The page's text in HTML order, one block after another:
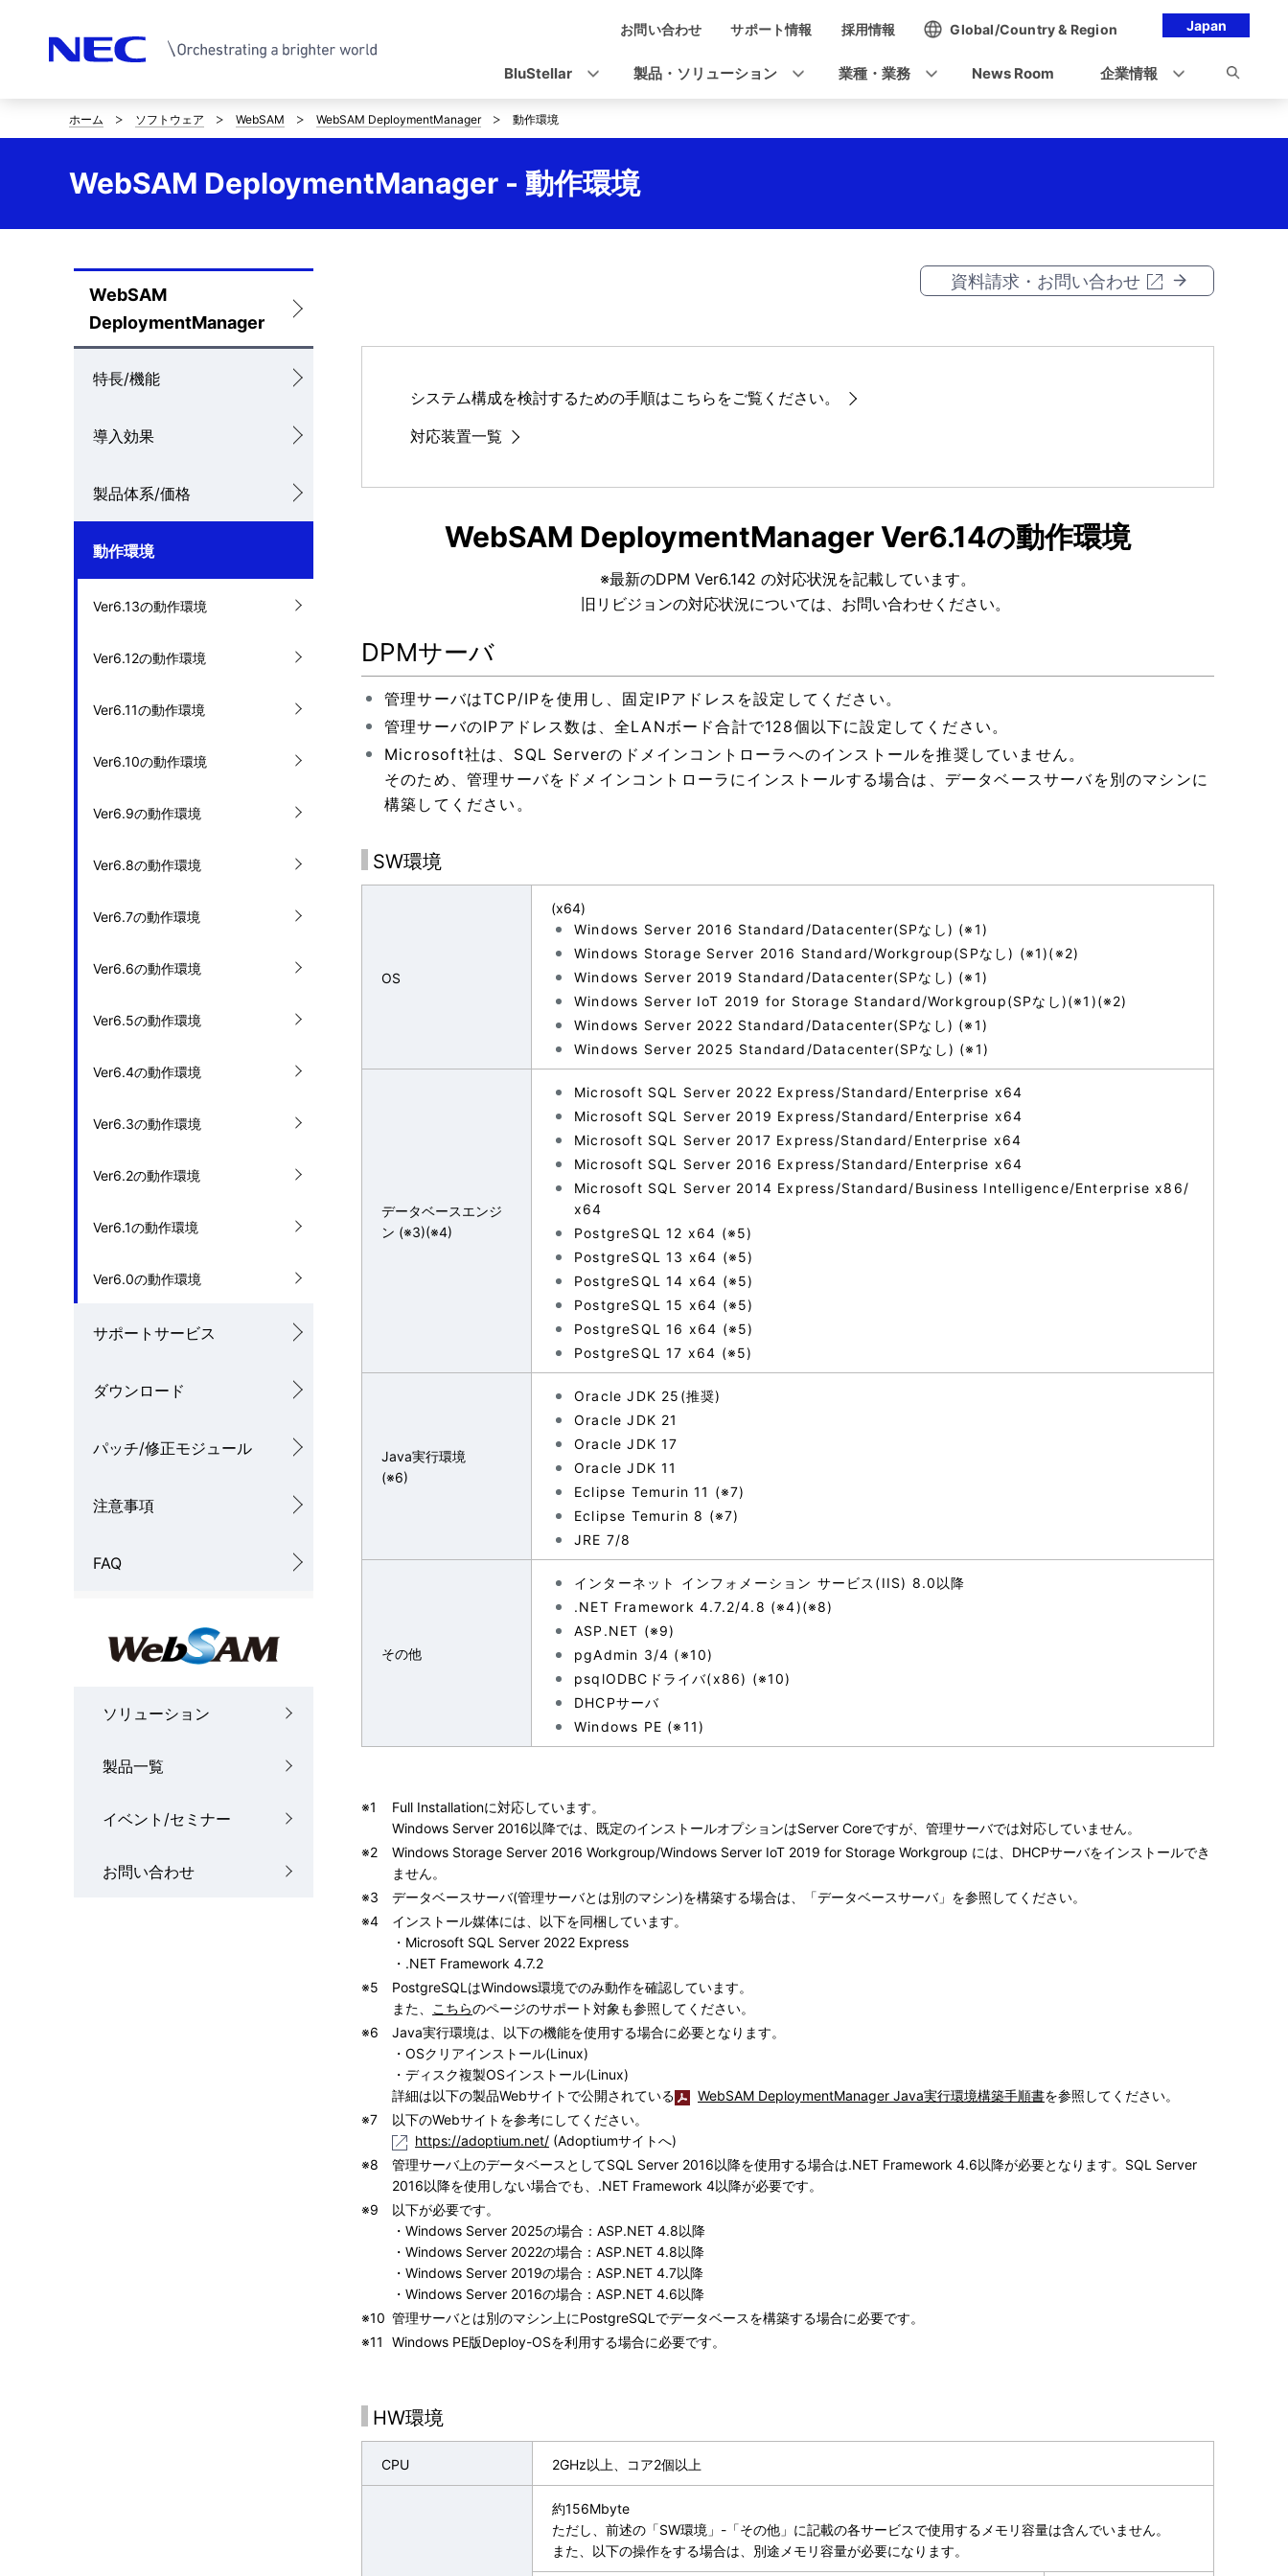
Japan
ゲ
ー
シ
お問い合わせ サポート情報 採用情報 Global/Country & Region
BluStellar 製品・ソリューション 業種・業務 News Room 企業情報
サ
イ
の
現
在
し
ホーム ソフトウェア WebSAM WebSAM DeploymentManager 動作環境
WebSAM DeploymentManager - 動作環境
ロ
ー
カ
ビ
ゲ
シ
WebSAM
DeploymentManager
特長/機能
導入効果
製品体系/価格
動作環境
Ver6.13の動作環境
Ver6.12の動作環境
Ver6.11の動作環境
Ver6.10の動作環境
Ver6.9の動作環境
Ver6.8の動作環境
Ver6.7の動作環境
Ver6.6の動作環境
Ver6.5の動作環境
Ver6.4の動作環境
Ver6.3の動作環境
Ver6.2の動作環境
Ver6.1の動作環境
Ver6.0の動作環境
サポートサービス
ダウンロード
パッチ/修正モジュール
注意事項
FAQ
ソリューション
製品一覧
イベント/セミナー
お問い合わせ
資料請求・お問い合わせ
システム構成を検討するための手順はこちらをご覧ください。
対応装置一覧
WebSAM DeploymentManager Ver6.14の動作環境
※最新のDPM Ver6.142 の対応状況を記載しています。
旧リビジョンの対応状況については、お問い合わせください。
DPMサーバ
管理サーバはTCP/IPを使用し、固定IPアドレスを設定してください。
管理サーバのIPアドレス数は、全LANボード合計で128個以下に設定してください。
Microsoft社は、SQL Serverのドメインコントローラへのインストールを推奨していません。
そのため、管理サーバをドメインコントローラにインストールする場合は、データベースサーバを別のマシンに
構築してください。
SW環境
OS
(x64)
Windows Server 2016 Standard/Datacenter(SPなし) (※1)
Windows Storage Server 2016 Standard/Workgroup(SPなし) (※1)(※2)
Windows Server 2019 Standard/Datacenter(SPなし) (※1)
Windows Server IoT 2019 for Storage Standard/Workgroup(SPなし)(※1)(※2)
Windows Server 2022 Standard/Datacenter(SPなし) (※1)
Windows Server 2025 Standard/Datacenter(SPなし) (※1)
データベースエンジ
ン (※3)(※4)
Microsoft SQL Server 2022 Express/Standard/Enterprise x64
Microsoft SQL Server 2019 Express/Standard/Enterprise x64
Microsoft SQL Server 2017 Express/Standard/Enterprise x64
Microsoft SQL Server 2016 Express/Standard/Enterprise x64
Microsoft SQL Server 2014 Express/Standard/Business Intelligence/Enterprise x86/
x64
PostgreSQL 12 x64 (※5)
PostgreSQL 13 x64 (※5)
PostgreSQL 14 x64 (※5)
PostgreSQL 15 x64 (※5)
PostgreSQL 16 x64 (※5)
PostgreSQL 17 x64 (※5)
Java実行環境
(※6)
Oracle JDK 25(推奨)
Oracle JDK 21
Oracle JDK 17
Oracle JDK 11
Eclipse Temurin 11 (※7)
Eclipse Temurin 8 (※7)
JRE 7/8
その他
インターネット インフォメーション サービス(IIS) 8.0以降
.NET Framework 4.7.2/4.8 (※4)(※8)
ASP.NET (※9)
pgAdmin 3/4 (※10)
psqlODBCドライバ(x86) (※10)
DHCPサーバ
Windows PE (※11)
※1
Full Installationに対応しています。
Windows Server 2016以降では、既定のインストールオプションはServer Coreですが、管理サーバでは対応していません。
※2
Windows Storage Server 2016 Workgroup/Windows Server IoT 2019 for Storage Workgroup には、DHCPサーバをインストールでき
ません。
※3
データベースサーバ(管理サーバとは別のマシン)を構築する場合は、「データベースサーバ」を参照してください。
※4
インストール媒体には、以下を同梱しています。
・Microsoft SQL Server 2022 Express
・.NET Framework 4.7.2
※5
PostgreSQLはWindows環境でのみ動作を確認しています。
また、
こちらのページのサポート対象も参照してください。
※6
Java実行環境は、以下の機能を使用する場合に必要となります。
・OSクリアインストール(Linux)
・ディスク複製OSインストール(Linux)
詳細は以下の製品Webサイトで公開されている
WebSAM DeploymentManager Java実行環境構築手順書を参照してください。
※7
以下のWebサイトを参考にしてください。
https://adoptium.net/ (Adoptiumサイトへ)
※8
管理サーバ上のデータベースとしてSQL Server 2016以降を使用する場合は.NET Framework 4.6以降が必要となります。SQL Server
2016以降を使用しない場合でも、.NET Framework 4以降が必要です。
※9
以下が必要です。
・Windows Server 2025の場合：ASP.NET 4.8以降
・Windows Server 2022の場合：ASP.NET 4.8以降
・Windows Server 2019の場合：ASP.NET 4.7以降
・Windows Server 2016の場合：ASP.NET 4.6以降
※10 管理サーバとは別のマシン上にPostgreSQLでデータベースを構築する場合に必要です。
※11
Windows PE版Deploy-OSを利用する場合に必要です。
HW環境
CPU 2GHz以上、コア2個以上
約156Mbyte
ただし、前述の「SW環境」-「その他」に記載の各サービスで使用するメモリ容量は含んでいません。
また、以下の操作をする場合は、別途メモリ容量が必要になります。